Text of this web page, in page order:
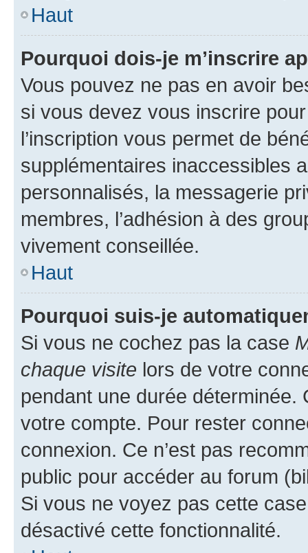
Haut
Pourquoi dois-je m’inscrire
Vous pouvez ne pas en avoir
si vous devez vous inscrire
l’inscription vous permet de
supplémentaires inaccessibles
personnalisés, la messagerie
membres, l’adhésion à des
vivement conseillée.
Haut
Pourquoi suis-je
Si vous ne cochez pas la case
chaque visite lors de votre
pendant une durée déterminée.
votre compte. Pour rester
connexion. Ce n’est pas
public pour accéder au forum
Si vous ne voyez pas cette
désactivé cette fonctionnalité.